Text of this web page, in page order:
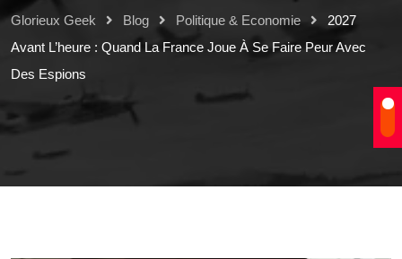
Glorieux Geek Blog Politique & Economie
2027
Avant L’heure : Quand La France Joue À Se Faire Peur Avec
Des Espions